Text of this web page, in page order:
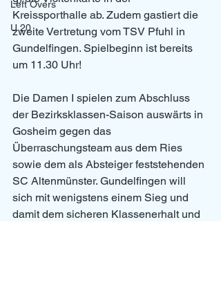
Left Overs
U 20
Kreissporthalle ab. Zudem gastiert die
zweite Vertretung vom TSV Pfuhl in
Gundelfingen. Spielbeginn ist bereits
um 11.30 Uhr!
Die Damen I spielen zum Abschluss
der Bezirksklassen-Saison auswärts in
Gosheim gegen das
Überraschungsteam aus dem Ries
sowie dem als Absteiger feststehenden
SC Altenmünster. Gundelfingen will
sich mit wenigstens einem Sieg und
damit dem sicheren Klassenerhalt und